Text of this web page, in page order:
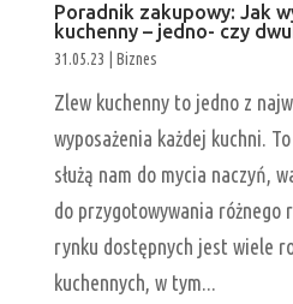
Poradnik zakupowy: Jak
kuchenny – jedno- czy
31.05.23 Biznes
Zlew kuchenny to jedno z
wyposażenia każdej kuchni.
służą nam do mycia naczyń,
do przygotowywania różnego
rynku dostępnych jest wiele
kuchennych, w tym...